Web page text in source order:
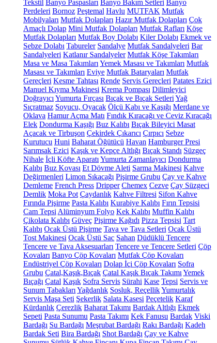
Tekstil Banyo Paspasları Banyo Bakım Setleri Banyo
Perdeleri Bornoz Peştemal Havlu MUTFAK Mutfak
Mobilyaları Mutfak Dolapları Hazır Mutfak Dolapları Çok
Amaçlı Dolap Mini Mutfak Dolapları Mutfak Rafları Köşe
Mutfak Dolapları Mutfak Boy Dolabı Kiler Dolabı Ekmek ve
Sebze Dolabı Tabureler Sandalye Mutfak Sandalyeleri Bar
Sandalyeleri Katlanır Sandalyeler Mutfak Köşe Takımları
Masa ve Masa Takımları Yemek Masası ve Takımları Mutfak
Masası ve Takımları Eviye Mutfak Bataryaları Mutfak
Gereçleri Kesme Tahtası Rende Servis Gereçleri Patates Ezici
Manuel Kıyma Makinesi Krema Pompası Dilimleyici
Doğrayıcı Yumurta Fırçası Bıçak ve Bıçak Setleri Yağ
Sıçratmaz Soyucu, Oyacak Ölçü Kabı ve Kaşığı Merdane ve
Oklava Hamur Açma Matı Fındık Kıracağı ve Ceviz Kıracağı
Elek Dondurma Kaşığı Buz Kalıbı Bıçak Bileyici Masat
Açacak ve Tirbuşon Çekirdek Çıkarıcı Çırpıcı Sebze
Kurutucu Huni Baharat Öğütücü Havan Hamburger Presi
Sarımsak Ezici Kaşık ve Kepçe Altlığı Bıçak Standı Süzgeç
Nihale İçli Köfte Aparatı Yumurta Zamanlayıcı Dondurma
Kalıbı Buz Kovası Et Dövme Aleti Sarma Makinesi Kahve
Değirmenleri Limon Sıkacağı Pişirme Grubu Çay ve Kahve
Demleme French Press Dripper Chemex Cezve Çay Süzgeci
Demlik Moka Pot Çaydanlık Kahve Filtresi Sifon Kahve
Fırında Pişirme Pasta Kalıbı Kurabiye Kalıbı Fırın Tepsisi
Cam Tepsi Alüminyum Folyo Kek Kalıbı Muffin Kalıbı
Çikolata Kalıbı Güveç Pişirme Kağıdı Pizza Tepsisi Tart
Kalıbı Ocak Üstü Pişirme Tava ve Tava Setleri Ocak Üstü
Tost Makinesi Ocak Üstü Sac Sahan Düdüklü Tencere
Tencere ve Tava Aksesuarları Tencere ve Tencere Setleri Çöp
Kovaları Banyo Çöp Kovaları Mutfak Çöp Kovaları
Endüstriyel Çöp Kovaları Dolap İçi Çöp Kovaları Sofra
Grubu Çatal,Kaşık,Bıçak Çatal Kaşık Bıçak Takımı Yemek
Bıçağı Çatal Kaşık Sofra Servis Sürahi Kase Tepsi Servis ve
Sunum Tabakları Yağdanlık Sosluk, ReçellikYumurtalık
Servis Maşa Seti Şekerlik Salata Kasesi Peçetelik Karaf
Kürdanlık Çerezlik Baharat Takımı Bardak Altlığı Ekmek
Sepeti Pasta Sunumu Pasta Takımı Kek Fanusu Bardak Viski
Bardağı Su Bardağı Meşrubat Bardağı Rakı Bardağı Kadeh
Bardak Seti Bira Bardağı Shot Bardağı Çay ve Kahve